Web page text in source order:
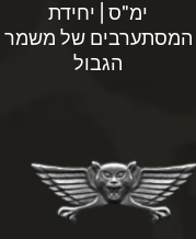
ימ"ס | יחידת
המסתערבים של משמר
הגבול